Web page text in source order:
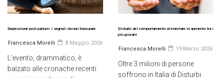
Depressione post partum: i segnali da non trascurare
Francesca Morelli 8 Maggio 2026
L’evento, drammatico, è
balzato alle cronache recenti:
Disturbi del comportamento alimentare in aumento tra i
più giovani
Francesca Morelli 19 Marzo 2026
Oltre 3 milioni di persone
soffrono in Italia di Disturbi